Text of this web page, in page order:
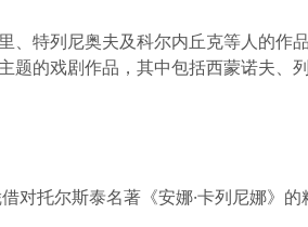
、特列尼奥夫及科尔内丘克等人的作
题的戏剧作品，其中包括西蒙诺夫、
对托尔斯泰名著《安娜·卡列尼娜》的